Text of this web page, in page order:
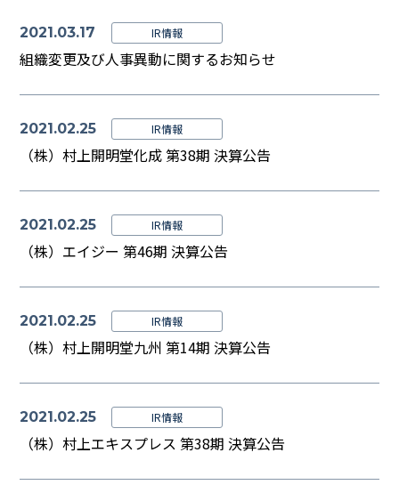
2021.03.17 IR情報
組織変更及び人事異動に関するお知らせ
2021.02.25 IR情報
（株）村上開明堂化成 第38期 決算公告
2021.02.25 IR情報
（株）エイジー 第46期 決算公告
2021.02.25 IR情報
（株）村上開明堂九州 第14期 決算公告
2021.02.25 IR情報
（株）村上エキスプレス 第38期 決算公告